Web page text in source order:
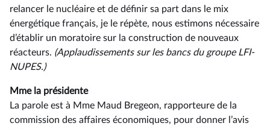
relancer le nucléaire et de définir sa part dans le mix
énergétique français, je le répète, nous estimons nécessaire
d’établir un moratoire sur la construction de nouveaux
réacteurs. (Applaudissements sur les bancs du groupe LFI-
NUPES.)
Mme la présidente
La parole est à Mme Maud Bregeon, rapporteure de la
commission des affaires économiques, pour donner l’avis